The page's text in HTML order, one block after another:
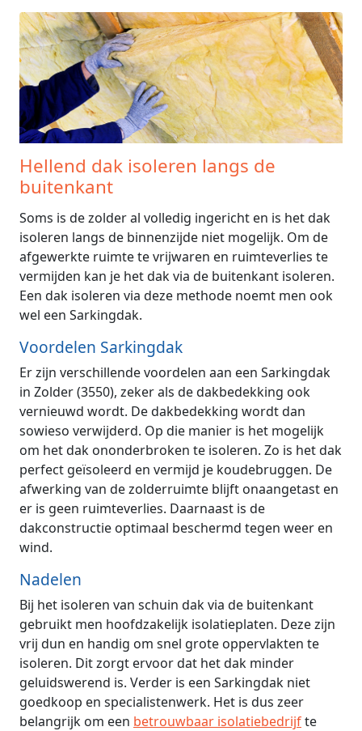
Hellend dak isoleren langs de
buitenkant
Soms is de zolder al volledig ingericht en is het dak
isoleren langs de binnenzijde niet mogelijk. Om de
afgewerkte ruimte te vrijwaren en ruimteverlies te
vermijden kan je het dak via de buitenkant isoleren.
Een dak isoleren via deze methode noemt men ook
wel een Sarkingdak.
Voordelen Sarkingdak
Er zijn verschillende voordelen aan een Sarkingdak
in Zolder (3550), zeker als de dakbedekking ook
vernieuwd wordt. De dakbedekking wordt dan
sowieso verwijderd. Op die manier is het mogelijk
om het dak ononderbroken te isoleren. Zo is het dak
perfect geïsoleerd en vermijd je koudebruggen. De
afwerking van de zolderruimte blijft onaangetast en
er is geen ruimteverlies. Daarnaast is de
dakconstructie optimaal beschermd tegen weer en
wind.
Nadelen
Bij het isoleren van schuin dak via de buitenkant
gebruikt men hoofdzakelijk isolatieplaten. Deze zijn
vrij dun en handig om snel grote oppervlakten te
isoleren. Dit zorgt ervoor dat het dak minder
geluidswerend is. Verder is een Sarkingdak niet
goedkoop en specialistenwerk. Het is dus zeer
belangrijk om een betrouwbaar isolatiebedrijfte